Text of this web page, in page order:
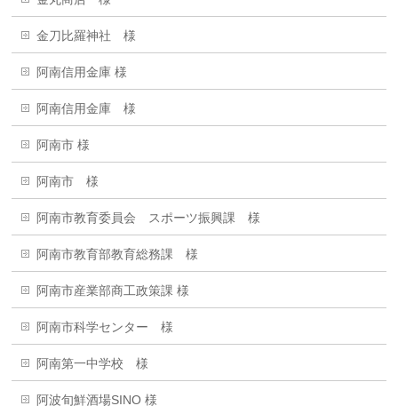
金刀比羅神社 様
阿南信用金庫 様
阿南信用金庫 様
阿南市 様
阿南市 様
阿南市教育委員会 スポーツ振興課 様
阿南市教育部教育総務課 様
阿南市産業部商工政策課 様
阿南市科学センター 様
阿南第一中学校 様
阿波旬鮮酒場SINO 様